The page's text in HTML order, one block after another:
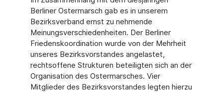
Berliner Ostermarsch gab es in unserem
Bezirks­verband ernst zu nehmende
Meinungsverschiedenheiten. Der Berliner
Friedenskoordina­tion wurde von der Mehrheit
unseres Bezirksvorstandes angelastet,
rechtsoffene Struktu­ren beteiligten sich an der
Organisation des Ostermarsches. Vier
Mitglieder des Bezirks­vorstandes legten hierzu